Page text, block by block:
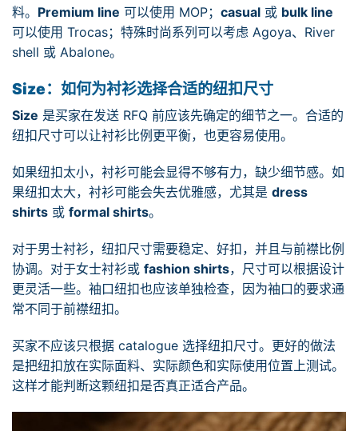
料。 Premium line 可以使用 MOP； casual 或 bulk line
可以使用 Trocas；特殊时尚系列可以考虑 Agoya、River
shell 或 Abalone。
Size：如何为衬衫选择合适的纽扣尺寸
Size 是买家在发送 RFQ 前应该先确定的细节之一。合适的
纽扣尺寸可以让衬衫比例更平衡，也更容易使用。
如果纽扣太小，衬衫可能会显得不够有力，缺少细节感。如
果纽扣太大，衬衫可能会失去优雅感，尤其是 dress
shirts 或 formal shirts。
对于男士衬衫，纽扣尺寸需要稳定、好扣，并且与前襟比例
协调。对于女士衬衫或 fashion shirts，尺寸可以根据设计
更灵活一些。袖口纽扣也应该单独检查，因为袖口的要求通
常不同于前襟纽扣。
买家不应该只根据 catalogue 选择纽扣尺寸。更好的做法
是把纽扣放在实际面料、实际颜色和实际使用位置上测试。
这样才能判断这颗纽扣是否真正适合产品。